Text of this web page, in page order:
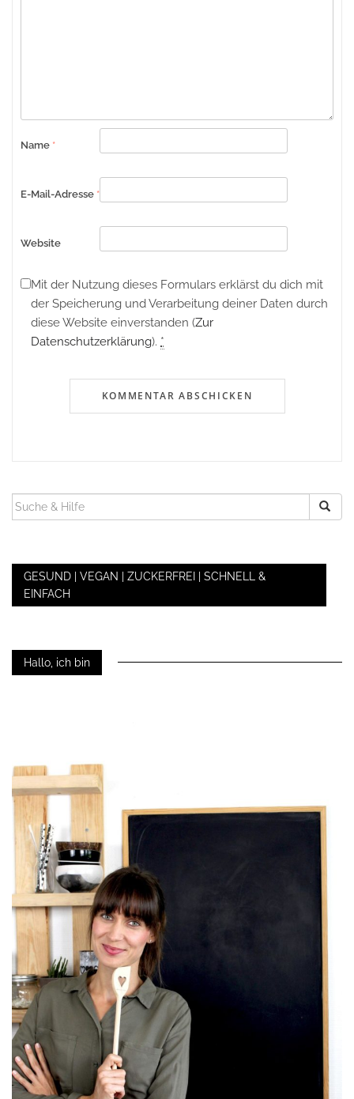
Name *
E-Mail-Adresse *
Website
Mit der Nutzung dieses Formulars erklärst du dich mit
der Speicherung und Verarbeitung deiner Daten durch
diese Website einverstanden (Zur
Datenschutzerklärung). *
SUCHEN
NACH:
GESUND | VEGAN | ZUCKERFREI | SCHNELL &
EINFACH
Hallo, ich bin